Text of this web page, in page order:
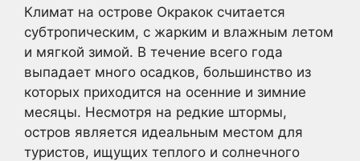
Климат на острове Окракок считается
субтропическим, с жарким и влажным летом
и мягкой зимой. В течение всего года
выпадает много осадков, большинство из
которых приходится на осенние и зимние
месяцы. Несмотря на редкие штормы,
остров является идеальным местом для
туристов, ищущих теплого и солнечного